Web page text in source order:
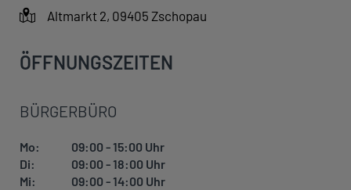
Altmarkt 2, 09405 Zschopau
ÖFFNUNGSZEITEN
BÜRGERBÜRO
Mo:
09:00 - 15:00 Uhr
Di:
09:00 - 18:00 Uhr
Mi:
09:00 - 14:00 Uhr